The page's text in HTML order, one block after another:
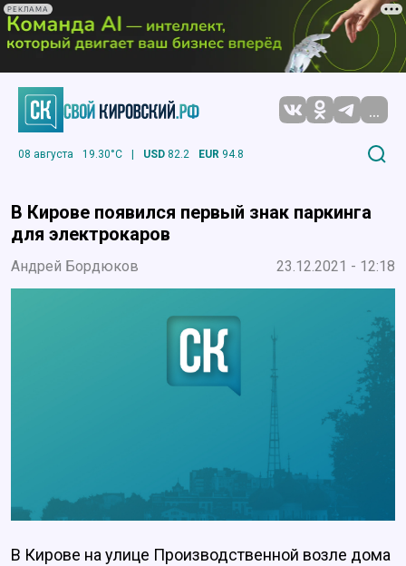
РЕКЛАМА
...
08 августа 19.30°C | USD 82.2 EUR 94.8
В Кирове появился первый знак паркинга
для электрокаров
Андрей Бордюков 23.12.2021 - 12:18
В Кирове на улице Производственной возле дома